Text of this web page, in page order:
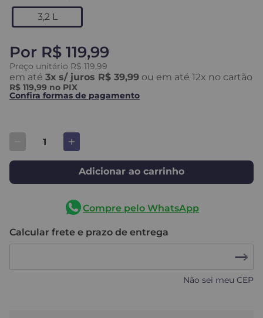
3,2 L
Por R$ 119,99
Preço unitário R$ 119,99
em até 3x s/ juros R$ 39,99 ou em até 12x no cartão
R$ 119,99 no PIX
Confira formas de pagamento
Adicionar ao carrinho
Compre pelo WhatsApp
Calcular frete e prazo de entrega
Não sei meu CEP